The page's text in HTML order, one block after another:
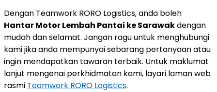
Dengan Teamwork RORO Logistics, anda boleh
Hantar Motor Lembah Pantai ke Sarawakdengan
mudah dan selamat. Jangan ragu untuk menghubungi
kami jika anda mempunyai sebarang pertanyaan atau
ingin mendapatkan tawaran terbaik. Untuk maklumat
lanjut mengenai perkhidmatan kami, layari laman web
rasmi Teamwork RORO Logistics.